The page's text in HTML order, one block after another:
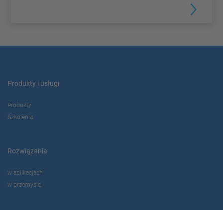
Produkty i usługi
Produkty
Szkolenia
Rozwiązania
w aplikacjach
w przemyśle